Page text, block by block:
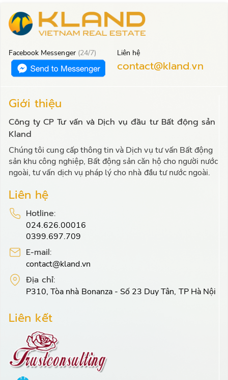
Facebook Messenger (24/7) Liên hệ
contact@kland.vn
Giới thiệu
Công ty CP Tư vấn và Dịch vụ đầu tư Bất động sản
Kland
Chúng tôi cung cấp thông tin và Dịch vụ tư vấn Bất động
sản khu công nghiệp, Bất động sản căn hộ cho người nước
ngoài, tư vấn dịch vụ pháp lý cho nhà đầu tư nước ngoài.
Liên hệ
Hotline:
024.626.00016
0399.697.709
E-mail:
contact@kland.vn
Địa chỉ:
P310, Tòa nhà Bonanza - Số 23 Duy Tân, TP Hà Nội
Liên kết